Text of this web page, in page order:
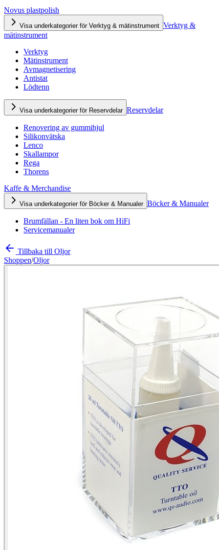
Novus plastpolish
Visa underkategorier för Verktyg & mätinstrument Verktyg &
mätinstrument
Verktyg
Mätinstrument
Avmagnetisering
Antistat
Lödtenn
Visa underkategorier för Reservdelar Reservdelar
Renovering av gummihjul
Silikonvätska
Lenco
Skallampor
Rega
Thorens
Kaffe & Merchandise
Visa underkategorier för Böcker & Manualer Böcker & Manualer
Brumfällan - En liten bok om HiFi
Servicemanualer
Tillbaka till Oljor
Shoppen/Oljor